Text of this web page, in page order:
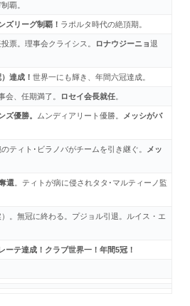
覇。
ズリーグ制覇！ ラポルタ時代の絶頂期。
票。理事会クライシス。 ロナウジーニョ退
達成！ 世界一にも輝き、年間六冠達成。
会、任期満了。 ロセイ会長就任
ズ優勝。 ムンディアリート優勝。
メッシがバ
ティト･ビラノバがチームを引き継ぐ。
メッ
還 。ティトが病に侵されタタ･マルティーノ監
）。無冠に終わる。プジョル引退。ルイス・エ
ーテ達成！クラブ世界一！年間5冠！